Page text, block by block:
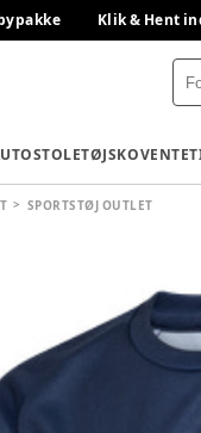
Klik & Hent
TØJSKO
SPORTSTØJ OUTLET